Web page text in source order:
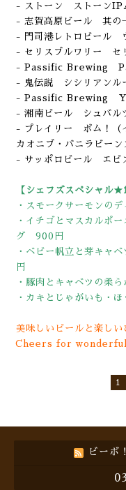
- ストーン ストーン
- 志賀高原ビール 其の
- 門司港レトロビール
- セリスブルワリー セ
- Passific Brewing
- 鬼伝説 シシリアンル
- Passific Brewing
- 湘南ビール シュバル
- プレイリー ボム！（
カオニブ・バニラビーン
- サッポロビール エビ
【シェフズスペシャル
・スモークサーモンの
・イチゴとマスカルポ
グ 900円
・ベビー帆立と芽キャ
円
・豚肉とキャベツの柔
・カキとじゃがいも・
美味しいビールと楽しい
Cheers for wonderful
1
ビーボ